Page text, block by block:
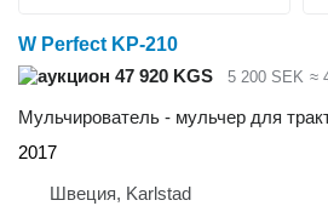
W Perfect KP-210
47 920 KGS
5 200 SEK ≈
Мульчирователь - мульчер для
2017
Швеция, Karlstad